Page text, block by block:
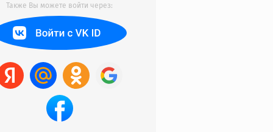
Также Вы можете войти через: